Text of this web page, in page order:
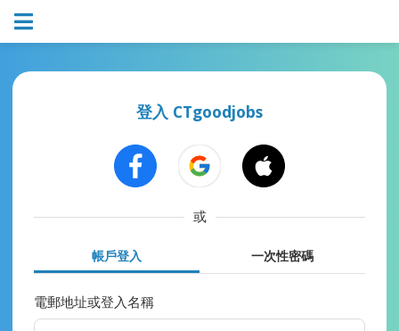
登入 CTgoodjobs
或
帳戶登入 一次性密碼
電郵地址或登入名稱